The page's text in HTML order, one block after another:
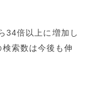
34倍以上に増加し
索数は今後も伸